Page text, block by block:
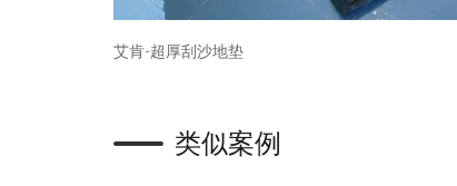
艾肯-超厚刮沙地垫
类似案例